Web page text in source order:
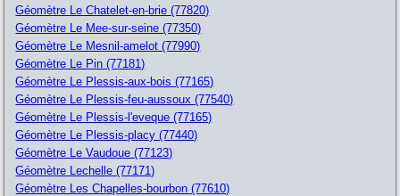
Géomètre Le Chatelet-en-brie (77820)
Géomètre Le Mee-sur-seine (77350)
Géomètre Le Mesnil-amelot (77990)
Géomètre Le Pin (77181)
Géomètre Le Plessis-aux-bois (77165)
Géomètre Le Plessis-feu-aussoux (77540)
Géomètre Le Plessis-l'eveque (77165)
Géomètre Le Plessis-placy (77440)
Géomètre Le Vaudoue (77123)
Géomètre Lechelle (77171)
Géomètre Les Chapelles-bourbon (77610)